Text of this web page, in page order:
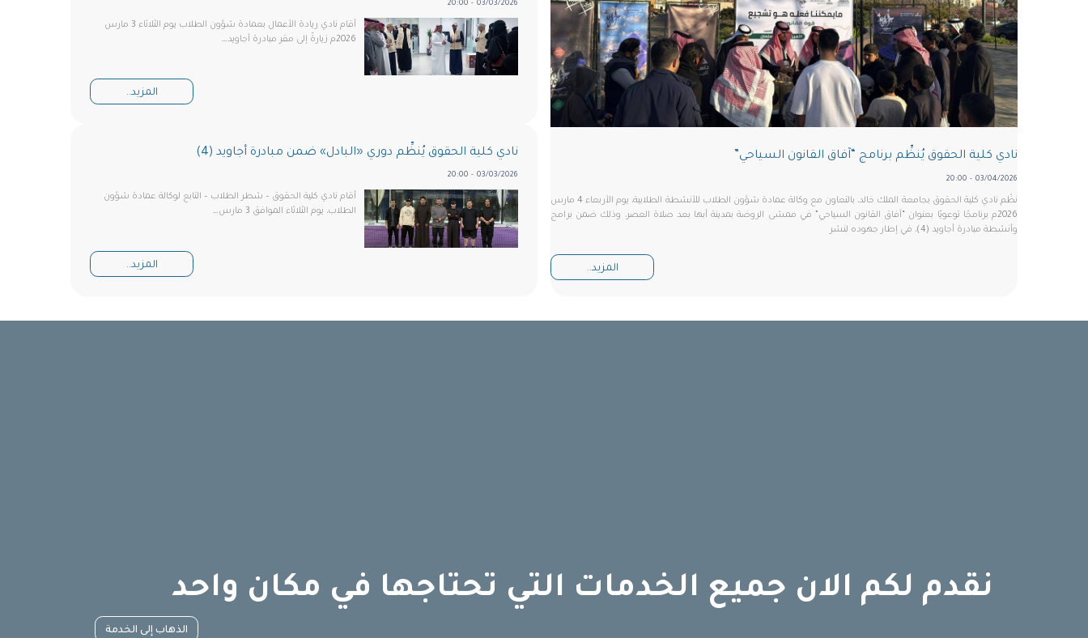
نادي كلية الحقوق يُنظِّم برنامج “آفاق القانون السياحي”
03/04/2026 - 20:00
نظّم نادي كلية الحقوق بجامعة الملك خالد، بالتعاون مع وكالة عمادة شؤون الطلاب للأنشطة الطلابية، يوم الأربعاء 4 مارس
2026م برنامجًا توعويًا بعنوان “آفاق القانون السياحي” في ممشى الروضة بمدينة أبها بعد صلاة العصر، وذلك ضمن برامج
وأنشطة مبادرة أجاويد (4)، في إطار جهوده لنشر
المزيد..
03/03/2026 - 20:00
أقام نادي ريادة الأعمال بعمادة شؤون الطلاب يوم الثلاثاء 3 مارس
2026م زيارةً إلى مقر مبادرة أجاويد…
المزيد..
نادي كلية الحقوق يُنظِّم دوري «البادل» ضمن مبادرة أجاويد (4)
03/03/2026 - 20:00
أقام نادي كلية الحقوق – شطر الطلاب – التابع لوكالة عمادة شؤون
الطلاب، يوم الثلاثاء الموافق 3 مارس…
المزيد..
نقدم لكم الان جميع الخدمات التي تحتاجها في مكان واحد
الذهاب إلى الخدمة